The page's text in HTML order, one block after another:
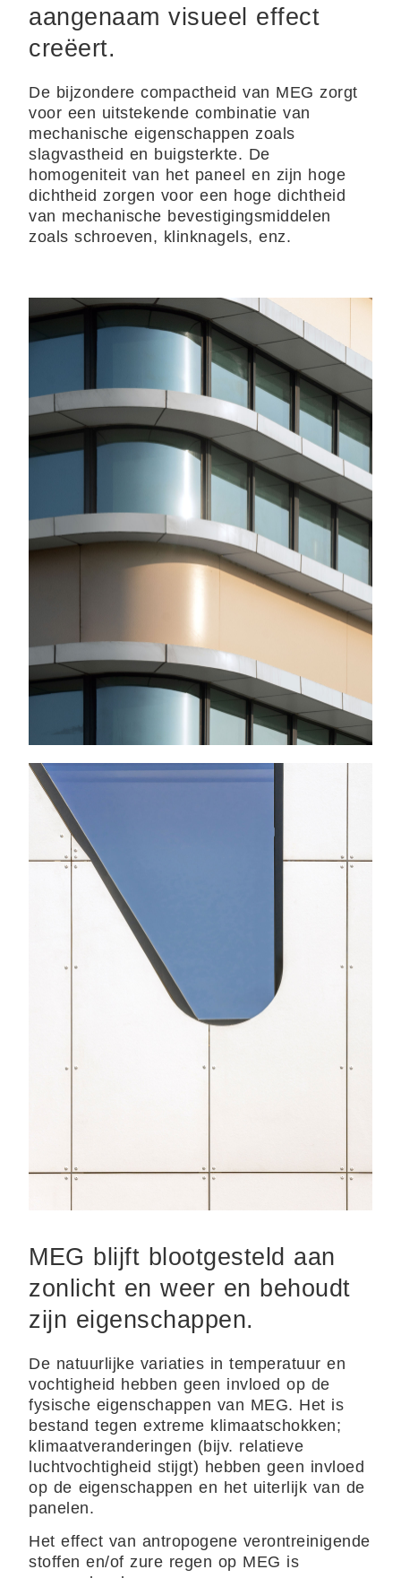
aangenaam visueel effect
creëert.
De bijzondere compactheid van MEG zorgt
voor een uitstekende combinatie van
mechanische eigenschappen zoals
slagvastheid en buigsterkte. De
homogeniteit van het paneel en zijn hoge
dichtheid zorgen voor een hoge dichtheid
van mechanische bevestigingsmiddelen
zoals schroeven, klinknagels, enz.
MEG blijft blootgesteld aan
zonlicht en weer en behoudt
zijn eigenschappen.
De natuurlijke variaties in temperatuur en
vochtigheid hebben geen invloed op de
fysische eigenschappen van MEG. Het is
bestand tegen extreme klimaatschokken;
klimaatveranderingen (bijv. relatieve
luchtvochtigheid stijgt) hebben geen invloed
op de eigenschappen en het uiterlijk van de
panelen.
Het effect van antropogene verontreinigende
stoffen en/of zure regen op MEG is